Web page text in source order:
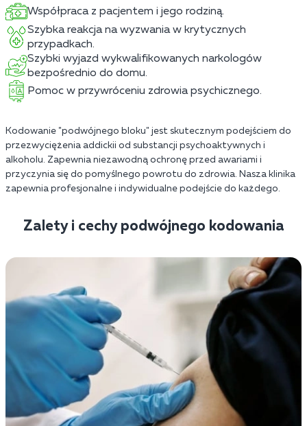
Współpraca z pacjentem i jego rodziną.
Szybka reakcja na wyzwania w krytycznych
przypadkach.
Szybki wyjazd wykwalifikowanych narkologów
bezpośrednio do domu.
Pomoc w przywróceniu zdrowia psychicznego.
Kodowanie "podwójnego bloku" jest skutecznym podejściem do
przezwyciężenia addickii od substancji psychoaktywnych i
alkoholu. Zapewnia niezawodną ochronę przed awariami i
przyczynia się do pomyślnego powrotu do zdrowia. Nasza klinika
zapewnia profesjonalne i indywidualne podejście do każdego.
Zalety i cechy podwójnego kodowania